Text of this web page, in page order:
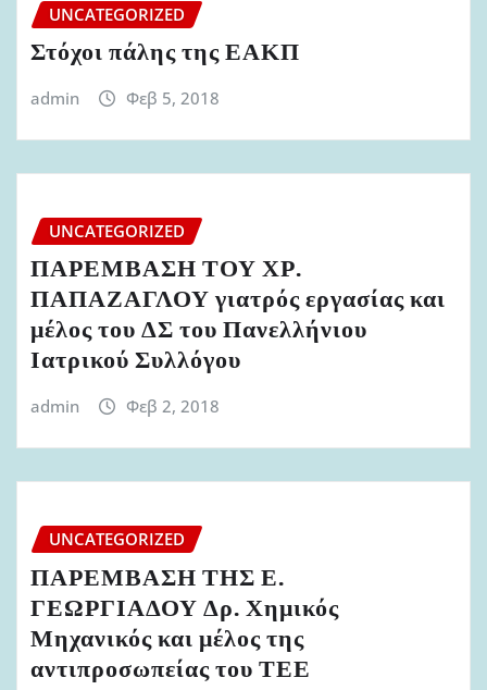
UNCATEGORIZED
Στόχοι πάλης της ΕΑΚΠ
admin Φεβ 5, 2018
UNCATEGORIZED
ΠΑΡΕΜΒΑΣΗ ΤΟΥ ΧΡ.
ΠΑΠΑΖΑΓΛΟΥ γιατρός εργασίας και
μέλος του ΔΣ του Πανελλήνιου
Ιατρικού Συλλόγου
admin Φεβ 2, 2018
UNCATEGORIZED
ΠΑΡΕΜΒΑΣΗ ΤΗΣ Ε.
ΓΕΩΡΓΙΑΔΟΥ Δρ. Χημικός
Μηχανικός και μέλος της
αντιπροσωπείας του ΤΕΕ